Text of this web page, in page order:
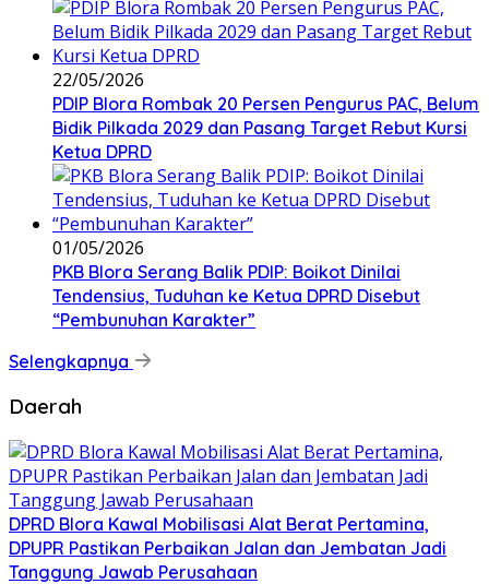
22/05/2026
PDIP Blora Rombak 20 Persen Pengurus PAC, Belum
Bidik Pilkada 2029 dan Pasang Target Rebut Kursi
Ketua DPRD
01/05/2026
PKB Blora Serang Balik PDIP: Boikot Dinilai
Tendensius, Tuduhan ke Ketua DPRD Disebut
“Pembunuhan Karakter”
Selengkapnya
Daerah
DPRD Blora Kawal Mobilisasi Alat Berat Pertamina,
DPUPR Pastikan Perbaikan Jalan dan Jembatan Jadi
Tanggung Jawab Perusahaan